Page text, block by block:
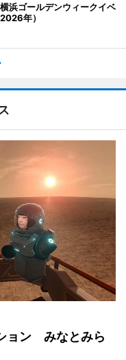
浜ゴールデンウィークイベ
年）
ョン みなとみら